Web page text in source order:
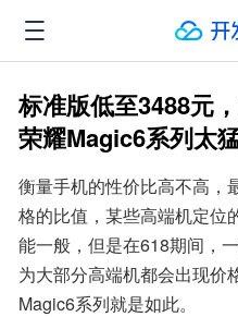
标准版低至3488元
荣耀Magic6系列太
衡量手机的性价比高不高，
格的比值，某些高端机定位
能一般，但是在618期间，
为大部分高端机都会出现价
Magic6系列就是如此。